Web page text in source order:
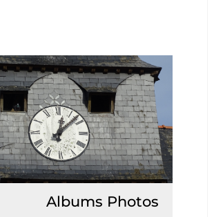
Albums Photos